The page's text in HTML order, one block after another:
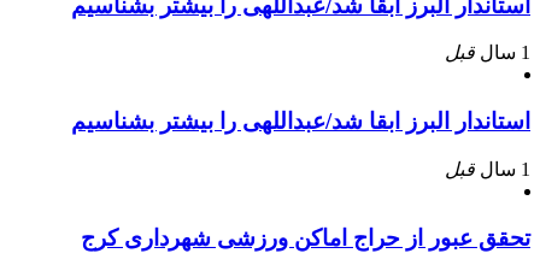
1 سال قبل
استاندار البرز ابقا شد/عبداللهی را بیشتر بشناسیم
1 سال قبل
تحقق عبور از حراج اماکن ورزشی شهرداری کرج